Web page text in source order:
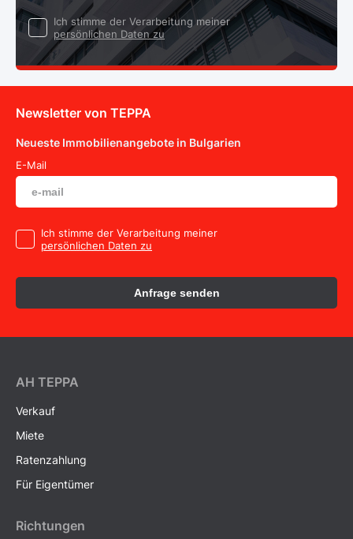
Ich stimme der Verarbeitung meiner
persönlichen Daten zu
Newsletter von TEPPA
Neueste Immobilienangebote in Bulgarien
E-Mail
Ich stimme der Verarbeitung meiner
persönlichen Daten zu
Anfrage senden
AH ТEPPA
Verkauf
Miete
Ratenzahlung
Für Eigentümer
Richtungen